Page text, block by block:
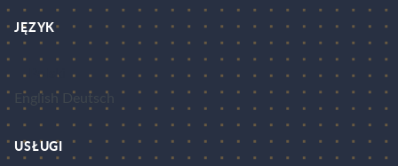
JĘZYK
Polski
USŁUGI